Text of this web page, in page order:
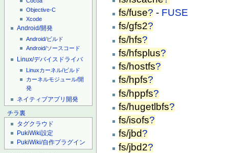
Objective-C
Xcode
Android/開発
Android/ビルド
Android/ソースコード
Linux/デバイスドライバ
Linuxカーネル/ビルド
カーネルモジュール/開
発
ネイティブアプリ開発
チラ裏
タグクラウド
PukiWiki設定
PukiWiki/自作プラグイン
fs/fuse? - FUSE
fs/gfs2?
fs/hfs?
fs/hfsplus?
fs/hostfs?
fs/hpfs?
fs/hppfs?
fs/hugetlbfs?
fs/isofs?
fs/jbd?
fs/jbd2?